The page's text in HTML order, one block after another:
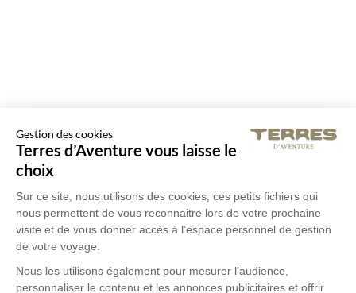
Gestion des cookies
Terres d’Aventure vous laisse le
choix
Sur ce site, nous utilisons des cookies, ces petits fichiers qui
nous permettent de vous reconnaitre lors de votre prochaine
visite et de vous donner accès à l’espace personnel de gestion
de votre voyage.
Nous les utilisons également pour mesurer l’audience,
personnaliser le contenu et les annonces publicitaires et offrir